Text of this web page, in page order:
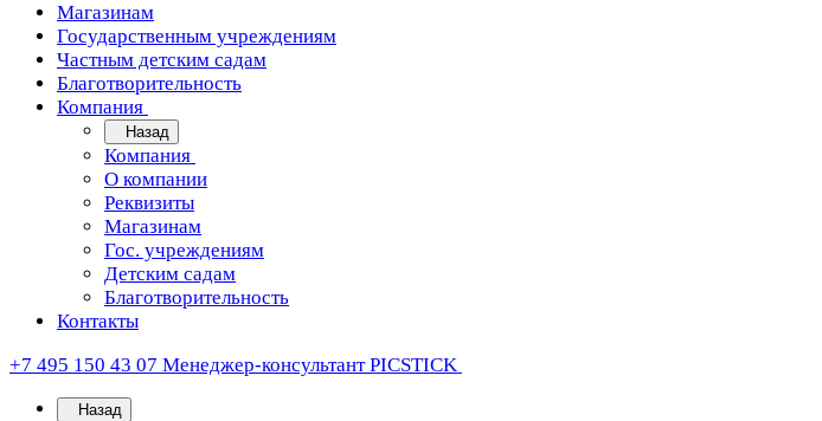
Магазинам
Государственным учреждениям
Частным детским садам
Благотворительность
Компания
Назад
Компания
О компании
Реквизиты
Магазинам
Гос. учреждениям
Детским садам
Благотворительность
Контакты
+7 495 150 43 07 Менеджер-консультант PICSTICK
Назад